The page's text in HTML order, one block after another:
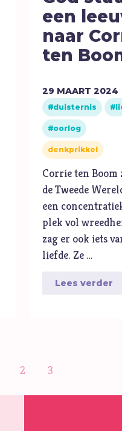
een
naar
ten
29 MAART 2024
duisternis
oorlog
denkprikkel
Corrie ten Boom
de Tweede
een
plek vol
zag er ook iets
liefde. Ze …
Lees verder
2 3